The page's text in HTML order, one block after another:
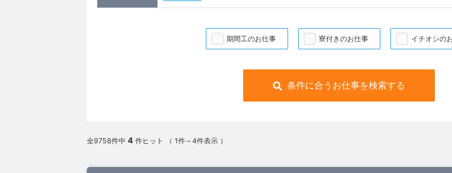
期間工のお仕事 寮付きのお仕事 イチオシの
条件に合うお仕事を検索する
全9758件中 4 件ヒット （ 1件～4件表示 ）